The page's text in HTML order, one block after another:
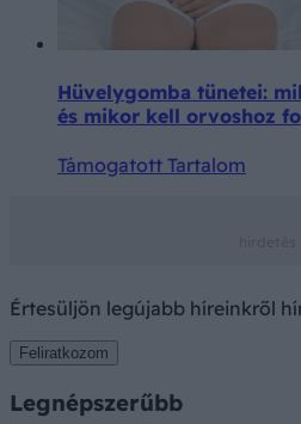
Hüvelygomba tünetei:
és mikor kell orvoshoz
Támogatott Tartalom
Értesüljön legújabb híreinkről
Feliratkozom
Legnépszerűbb